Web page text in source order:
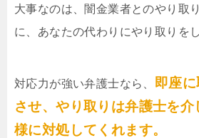
大事なのは、闇金業者とのやり取
に、あなたの代わりにやり取りを
対応力が強い弁護士なら、 即座
させ、やり取りは弁護士を
様に対処してくれます。